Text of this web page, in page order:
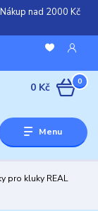
nad 2000 Kč
Menu
0
0 Kč
pro kluky REAL